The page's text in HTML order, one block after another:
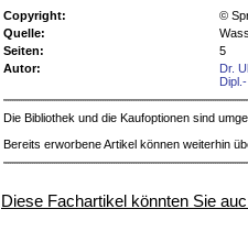
Copyright:
©
Quelle:
Seiten:
5
Autor:
Dr.
Die Bibliothek und die Kaufoptionen sind
Bereits erworbene Artikel können weiterhin
Diese Fachartikel könnten Sie